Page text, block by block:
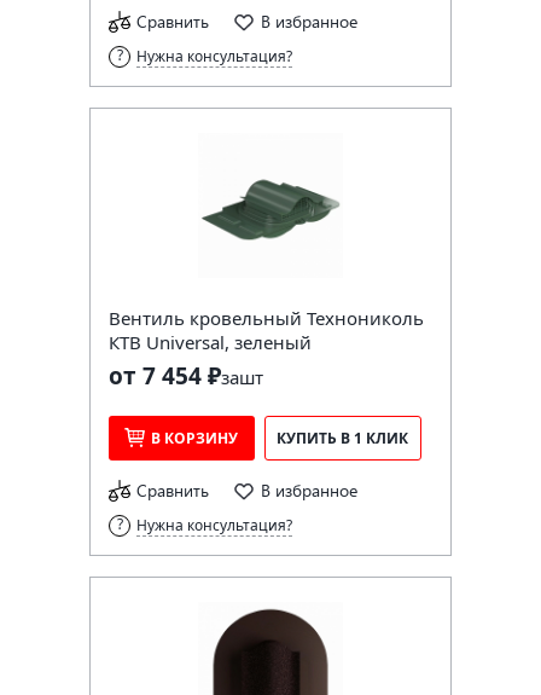
Сравнить В избранное
Нужна консультация?
Вентиль кровельный Технониколь
КТВ Universal, зеленый
от 7 454 ₽зашт
В КОРЗИНУ КУПИТЬ В 1 КЛИК
Сравнить В избранное
Нужна консультация?